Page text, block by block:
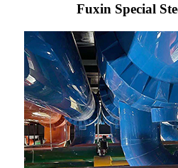
Fuxin Special